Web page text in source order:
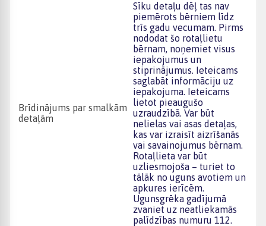
Brīdinājums par smalkām
detaļām
Sīku detaļu dēļ tas nav
piemērots bērniem līdz
trīs gadu vecumam. Pirms
nododat šo rotaļlietu
bērnam, noņemiet visus
iepakojumus un
stiprinājumus. Ieteicams
saglabāt informāciju uz
iepakojuma. Ieteicams
lietot pieaugušo
uzraudzībā. Var būt
nelielas vai asas detaļas,
kas var izraisīt aizrīšanās
vai savainojumus bērnam.
Rotaļlieta var būt
uzliesmojoša – turiet to
tālāk no uguns avotiem un
apkures ierīcēm.
Ugunsgrēka gadījumā
zvaniet uz neatliekamās
palīdzības numuru 112.